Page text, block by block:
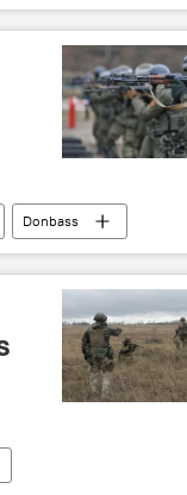
Donbass